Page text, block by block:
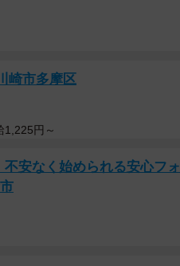
崎市多摩区
1,225円～
安なく始められる安心フォ